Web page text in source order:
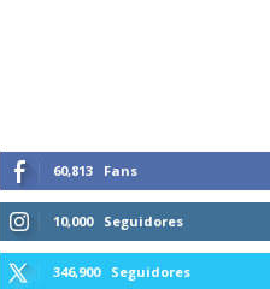
60,813 Fans
10,000 Seguidores
346,900 Seguidores